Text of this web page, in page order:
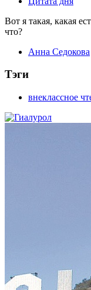
Вот я такая, какая
что?
Анна Седокова
Тэги
внеклассное